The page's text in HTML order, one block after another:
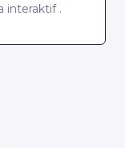
interaktif .